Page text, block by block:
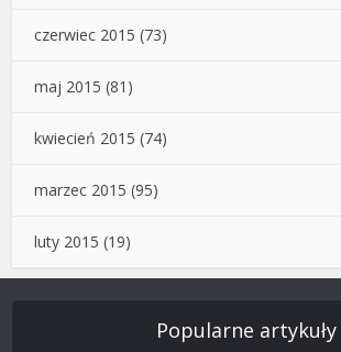
czerwiec 2015 (73)
maj 2015 (81)
kwiecień 2015 (74)
marzec 2015 (95)
luty 2015 (19)
Popularne artykuły